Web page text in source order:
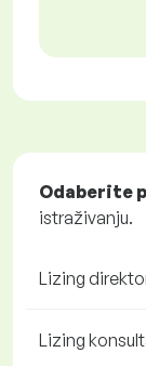
Odaberite
istraživanju.
Lizing
Lizing